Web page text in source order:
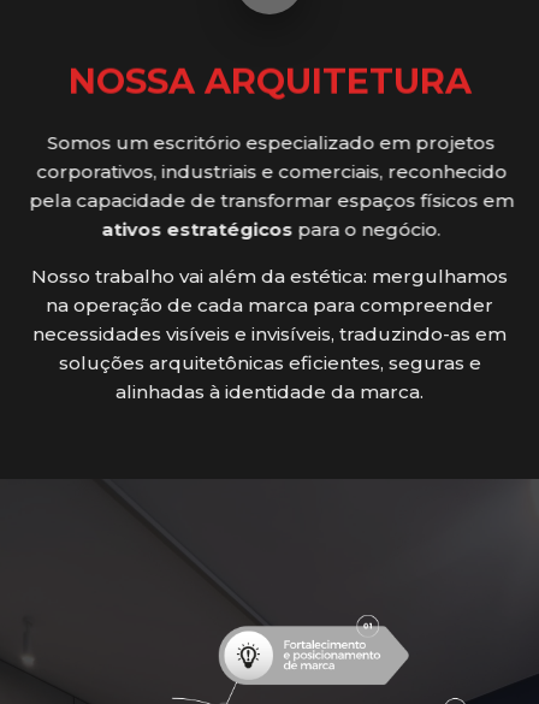
NOSSA ARQUITETURA
Somos um escritório especializado em projetos
corporativos, industriais e comerciais, reconhecido
pela capacidade de transformar espaços físicos em
ativos estratégicospara o negócio.
Nosso trabalho vai além da estética: mergulhamos
na operação de cada marca para compreender
necessidades visíveis e invisíveis, traduzindo-as em
soluções arquitetônicas eficientes, seguras e
alinhadas à identidade da marca.